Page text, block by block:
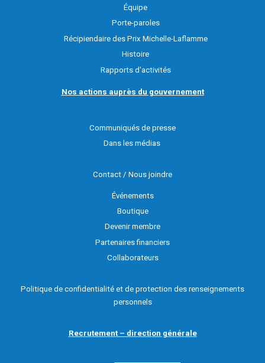
Équipe
Porte-paroles
Récipiendaire des Prix Michelle-Laflamme
Histoire
Rapports d'activités
Nos actions auprès du gouvernement
Communiqués de presse
Dans les médias
Contact / Nous joindre
Événements
Boutique
Devenir membre
Partenaires financiers
Collaborateurs
Politique de confidentialité et de protection des renseignements
personnels
Recrutement – direction générale